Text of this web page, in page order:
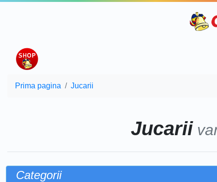
Prima pagina Jucarii
Jucarii
Categorii